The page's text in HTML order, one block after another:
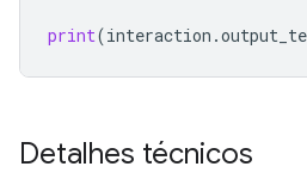
print(interaction .
Detalhes técnicos